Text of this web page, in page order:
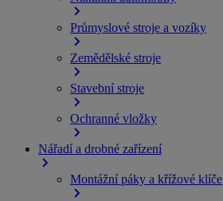
Průmyslové stroje a vozíky
Zemědělské stroje
Stavební stroje
Ochranné vložky
Nářadí a drobné zařízení
Montážní páky a křížové klíče